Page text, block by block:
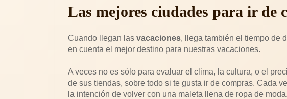
Las mejores ciudades para ir de
Cuando llegan las vacaciones, llega también el tiempo de
en cuenta el mejor destino para nuestras vacaciones.
A veces no es sólo para evaluar el clima, la cultura, o el
de sus tiendas, sobre todo si te gusta ir de compras. Cada
la intención de volver con una maleta llena de ropa de moda.